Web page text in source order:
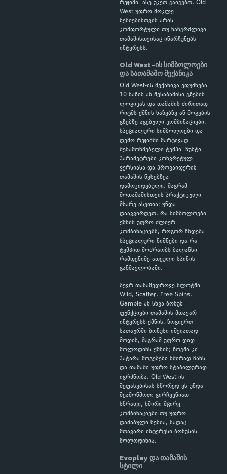
რეჟიმი. ასე უკეთ გაიგებთ, Old
West უფრო მოკლე
სესიებისთვის არის
კომფორტული თუ ხანგრძლივი
თამაშისთვისაც ინარჩუნებს
ინტერესს.
Old West-ის სიმბოლოები
და სათამაშო მექანიკა
Old West-ის მექანიკა ეფუძნება
10 ხაზის ან შესაბამისი გზების
ლოგიკას და თამაშის ძირითად
რიტმს ქმნის ხაზებზე ან მოგების
გზებზე აგებული კომბინაციები,
სპეციალური სიმბოლოები და
დემო რეჟიმში მარტივად
შესამოწმებელი ტემპი. ზუსტი
პარამეტრები კონკრეტულ
ვერსიასა და პროვაიდერის
თამაშის წესებზეა
დამოკიდებული, მაგრამ
მოთამაშისთვის პრაქტიკული
მხარე ასეთია: უნდა
დააკვირდეთ, რა სიმბოლოები
ქმნის უფრო ძლიერ
კომბინაციებს, როგორ ჩნდება
სპეციალური ნიშნები და რა
ტემპით მოძრაობს ბალანსი
რამდენიმე ათეული სპინის
განმავლობაში.
ბევრ თანამედროვე სლოტში
Wild, Scatter, Free Spins,
Gamble ან სხვა ბონუს
ფუნქციები თამაშის მთავარ
ინტერესს ქმნის. ზოგიერთ
სათაურში ბონუსი იშვიათად
მოდის, მაგრამ უფრო დიდ
მოლოდინს ქმნის; ზოგში კი
პატარა მოგებები ხშირად ჩანს
და თამაში უფრო სტაბილურად
იგრძნობა. Old West-ის
შეფასებისას სწორედ ეს უნდა
შეამოწმოთ: გირჩევნიათ
სწრაფი, ხშირი მცირე
კომბინაციები თუ უფრო
დაძაბული სესია, სადაც
მთავარი ინტერესი ბონუსის
მოლოდინია.
Evoplay და თამაშის
სტილი